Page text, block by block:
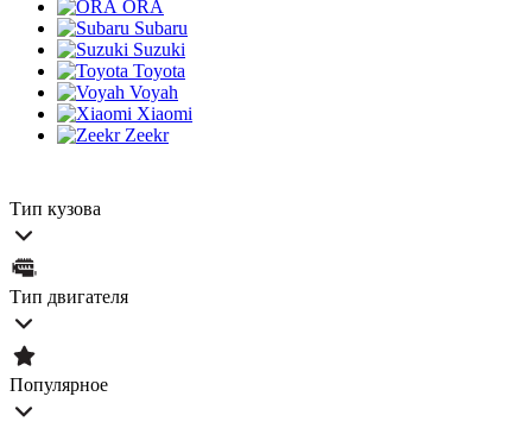
ORA
Subaru
Suzuki
Toyota
Voyah
Xiaomi
Zeekr
Тип кузова
Тип двигателя
Популярное